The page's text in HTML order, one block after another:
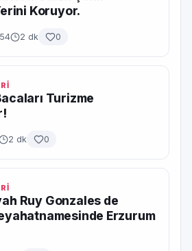
Koruyor.
2 dk 0
Turizme
2 dk 0
Ruy Gonzales de
Erzurum